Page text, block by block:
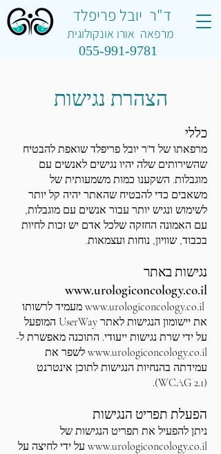
ד"ר יובל פריפלד
מרפאה אורו אונקולוגית
055-991-9781
הצהרת נגישות
כללי
מרפאתו של ד"ר יובל פריפלד שואפת להבטיח
שהשירותים שלה יהיו נגישים לאנשים עם
מוגבלות. השקענו כמות משמעותית של
משאבים כדי להבטיח שהאתר יהיה קל יותר
לשימוש ונגיש יותר עבור אנשים עם מוגבלות,
עם האמונה החזקה שלכל אדם יש זכות לחיות
בכבוד, שוויון, נוחות ועצמאות.
נגישות באתר
www.urologiconcology.co.il
www.urologiconcology.co.il מעמיד לרשותו
את יישומון הנגישות לאתר UserWay המופעל
על ידי שרת נגישות ייעודי. התוכנה מאפשרת ל-
www.urologiconcology.co.il לשפר את
עמידתה בהנחיות הנגישות לתוכן אינטרנט
(WCAG 2.1).
הפעלת תפריט הנגישות
ניתן להפעיל את תפריט הנגישות של
www.urologiconcology.co.il על ידי לחיצה על